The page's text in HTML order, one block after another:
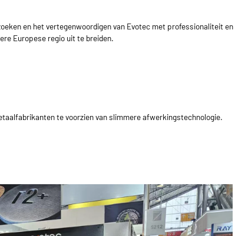
en het vertegenwoordigen van Evotec met professionaliteit
Europese regio uit te breiden.
te voorzien van slimmere afwerkingstechnologie.